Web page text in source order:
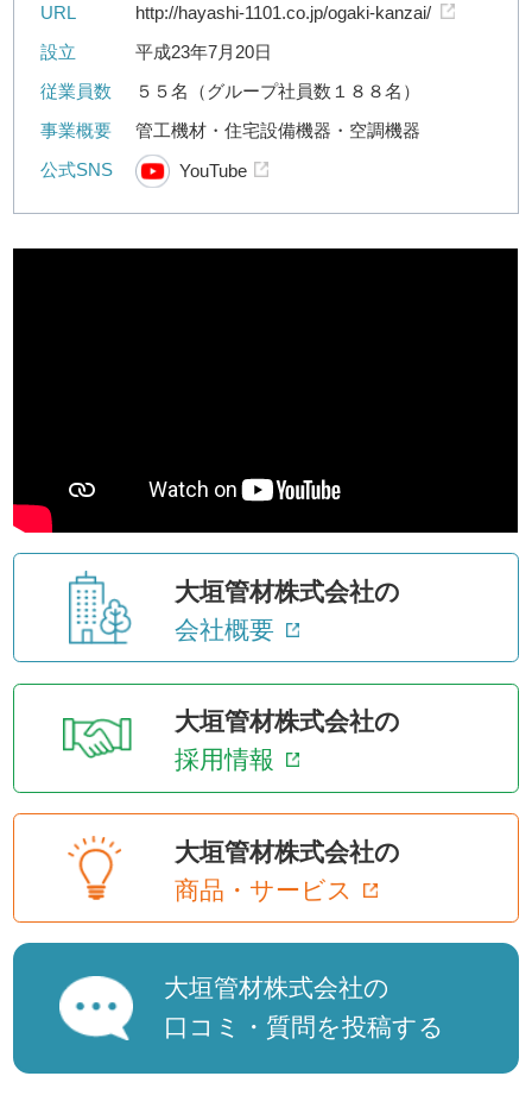
URL
http://hayashi-1101.co.jp/ogaki-kanzai/
設立
平成23年7月20日
従業員数
５５名（グループ社員数１８８名）
事業概要
管工機材・住宅設備機器・空調機器
公式SNS
YouTube
大垣管材株式会社の
会社概要
大垣管材株式会社の
採用情報
大垣管材株式会社の
商品・サービス
大垣管材株式会社の
口コミ・質問を投稿する